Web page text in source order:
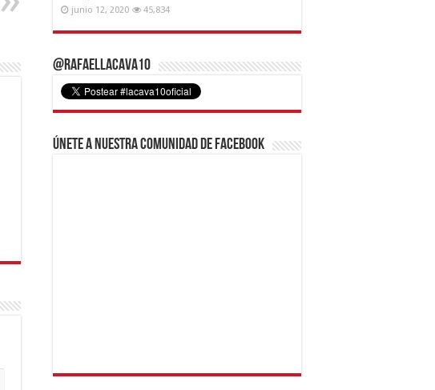
junio 12, 2020 45,834
@RafaelLacava10
Únete a nuestra comunidad de Facebook